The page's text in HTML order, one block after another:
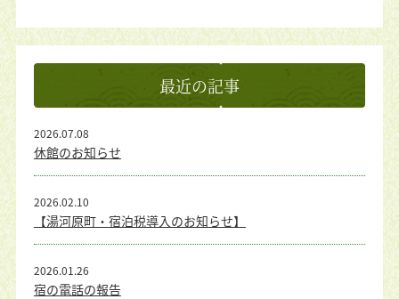
最近の記事
休館のお知らせ
2026.07.08
【湯河原町・宿泊税導入のお知らせ】
2026.02.10
宿の電話の報告
2026.01.26